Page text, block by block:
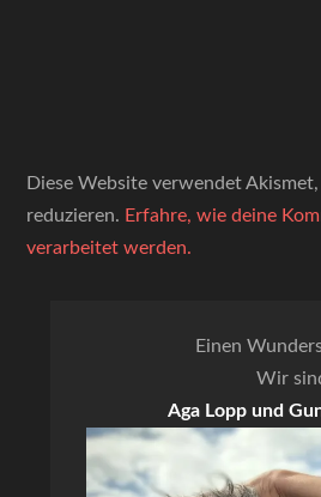
Diese Website verwendet Akismet,
reduzieren. Erfahre, wie deine
verarbeitet werden.
Einen
Wir
Aga Lopp und